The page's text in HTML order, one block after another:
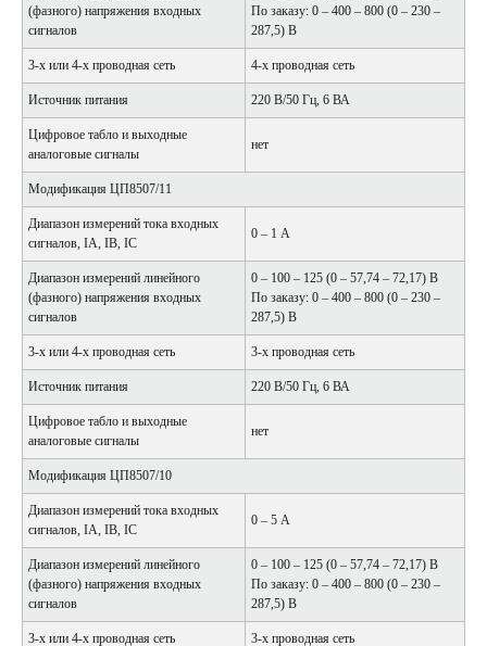
(фазного) напряжения входных
сигналов
По заказу: 0 – 400 – 800 (0 – 230 –
287,5) В
3-х или 4-х проводная сеть 4-х проводная сеть
Источник питания 220 В/50 Гц, 6 ВА
Цифровое табло и выходные
аналоговые сигналы
нет
Модификация ЦП8507/11
Диапазон измерений тока входных
сигналов, IA, IB, IC
0 – 1 А
Диапазон измерений линейного
(фазного) напряжения входных
сигналов
0 – 100 – 125 (0 – 57,74 – 72,17) В
По заказу: 0 – 400 – 800 (0 – 230 –
287,5) В
3-х или 4-х проводная сеть 3-х проводная сеть
Источник питания 220 В/50 Гц, 6 ВА
Цифровое табло и выходные
аналоговые сигналы
нет
Модификация ЦП8507/10
Диапазон измерений тока входных
сигналов, IA, IB, IC
0 – 5 А
Диапазон измерений линейного
(фазного) напряжения входных
сигналов
0 – 100 – 125 (0 – 57,74 – 72,17) В
По заказу: 0 – 400 – 800 (0 – 230 –
287,5) В
3-х или 4-х проводная сеть 3-х проводная сеть